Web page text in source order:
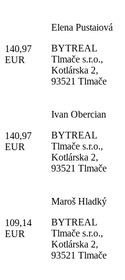
140,97
EUR
Elena Pustaiová
BYTREAL
Tlmače s.r.o.,
Kotlárska 2,
93521 Tlmače
140,97
EUR
Ivan Obercian
BYTREAL
Tlmače s.r.o.,
Kotlárska 2,
93521 Tlmače
109,14
EUR
Maroš Hladký
BYTREAL
Tlmače s.r.o.,
Kotlárska 2,
93521 Tlmače